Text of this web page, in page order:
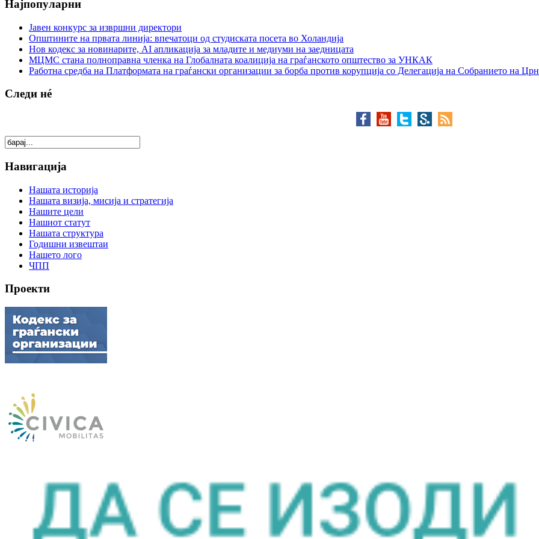
Најпопуларни
Јавен конкурс за извршни директори
Општините на првата линија: впечатоци од студиската посета во Холандија
Нов кодекс за новинарите, AI апликација за младите и медиуми на заедницата
МЦМС стана полноправна членка на Глобалната коалиција на граѓанското општество за УНКАК
Работна средба на Платформата на граѓански организации за борба против корупција со Делегација на Собранието на
Следи нé
Навигација
Нашата историја
Нашата визија, мисија и стратегија
Нашите цели
Нашиот статут
Нашата структура
Годишни извештаи
Нашето лого
ЧПП
Проекти